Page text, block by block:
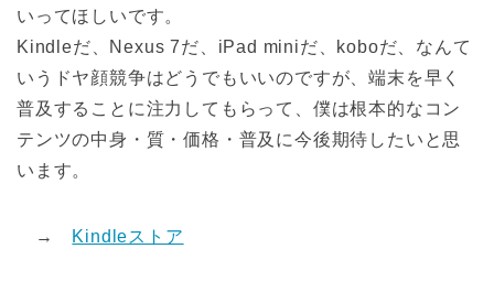
いってほしいです。
Kindleだ、Nexus 7だ、iPad miniだ、koboだ、なんて
いうドヤ顔競争はどうでもいいのですが、端末を早く
普及することに注力してもらって、僕は根本的なコン
テンツの中身・質・価格・普及に今後期待したいと思
います。
→ Kindleストア